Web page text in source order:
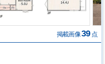
掲載画像39 点